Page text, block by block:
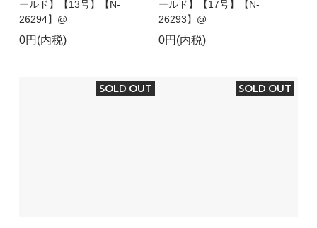
ールド】【13号】【N-
26294】@
0円(内税)
ールド】【17号】【N-
26293】@
0円(内税)
SOLD OUT SOLD OUT